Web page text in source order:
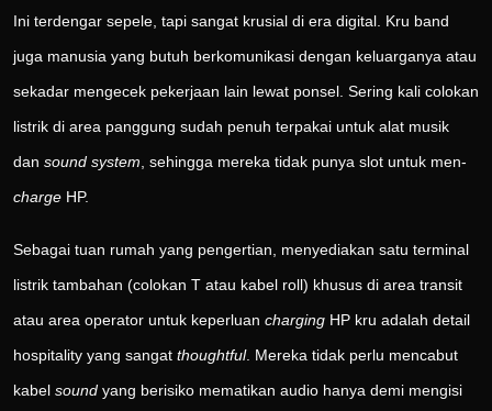
Ini terdengar sepele, tapi sangat krusial di era digital. Kru band
juga manusia yang butuh berkomunikasi dengan keluarganya atau
sekadar mengecek pekerjaan lain lewat ponsel. Sering kali colokan
listrik di area panggung sudah penuh terpakai untuk alat musik
dan sound system , sehingga mereka tidak punya slot untuk men-
charge HP.
Sebagai tuan rumah yang pengertian, menyediakan satu terminal
listrik tambahan (colokan T atau kabel roll) khusus di area transit
atau area operator untuk keperluan charging HP kru adalah detail
hospitality yang sangat thoughtful. Mereka tidak perlu mencabut
kabel sound yang berisiko mematikan audio hanya demi mengisi